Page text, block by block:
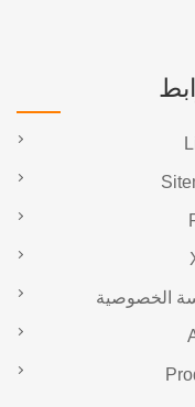
الخصوصية